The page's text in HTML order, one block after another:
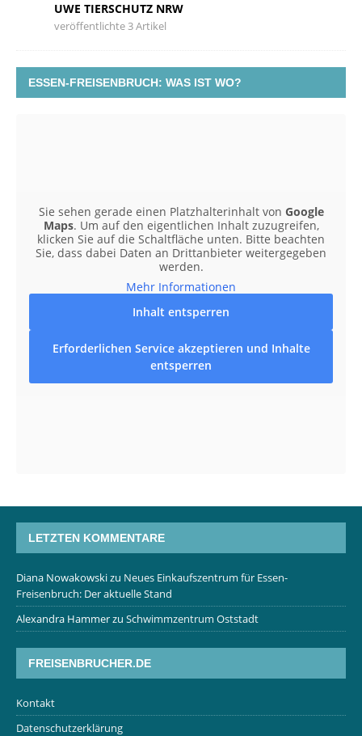
UWE TIERSCHUTZ NRW
veröffentlichte 3 Artikel
ESSEN-FREISENBRUCH: WAS IST WO?
Sie sehen gerade einen Platzhalterinhalt von Google
Maps. Um auf den eigentlichen Inhalt zuzugreifen,
klicken Sie auf die Schaltfläche unten. Bitte beachten
Sie, dass dabei Daten an Drittanbieter weitergegeben
werden.
Mehr Informationen
Inhalt entsperren
Erforderlichen Service akzeptieren und Inhalte
entsperren
LETZTEN KOMMENTARE
Diana Nowakowskizu Neues Einkaufszentrum für Essen-
Freisenbruch: Der aktuelle Stand
Alexandra Hammerzu Schwimmzentrum Oststadt
FREISENBRUCHER.DE
Kontakt
Datenschutzerklärung